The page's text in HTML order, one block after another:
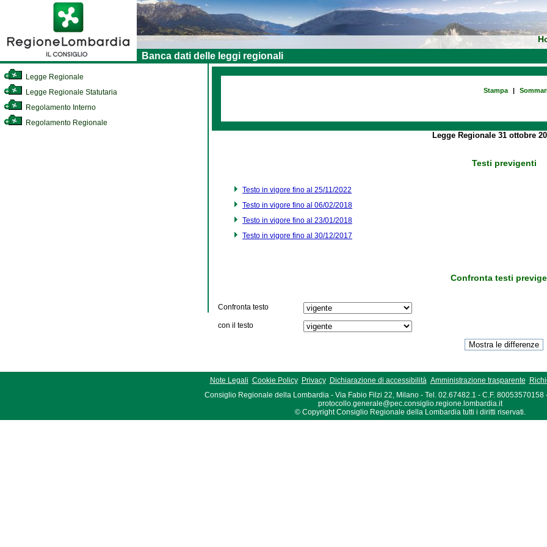
Banca dati delle leggi regionali
Legge Regionale
Legge Regionale Statutaria
Regolamento Interno
Regolamento Regionale
Stampa |
Legge Regionale 31 ottobre
Testi previgenti
Testo in vigore fino al 25/11/2022
Testo in vigore fino al 06/02/2018
Testo in vigore fino al 23/01/2018
Testo in vigore fino al 30/12/2017
Confronta testi
Confronta testo
con il testo
Note Legali Cookie Policy Privacy Dichiarazione di accessibilità Amministrazione trasparente
Consiglio Regionale della Lombardia - Via Fabio Filzi 22, Milano - Tel. 02.67482.1 - C.F. 80053570158
protocollo.generale@pec.consiglio.regione.lombardia.it
© Copyright Consiglio Regionale della Lombardia tutti i diritti riservati.